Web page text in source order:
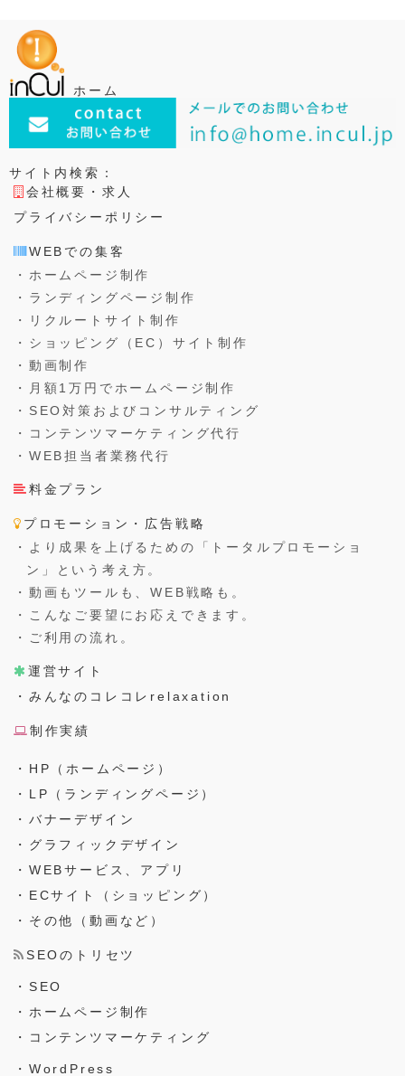
o
o
k
ホーム
サイト内検索：
会社概要・求人
プライバシーポリシー
WEBでの集客
・ホームページ制作
・ランディングページ制作
・リクルートサイト制作
・ショッピング（EC）サイト制作
・動画制作
・月額1万円でホームページ制作
・SEO対策およびコンサルティング
・コンテンツマーケティング代行
・WEB担当者業務代行
料金プラン
プロモーション・広告戦略
・より成果を上げるための「トータルプロモーショ
ン」という考え方。
・動画もツールも、WEB戦略も。
・こんなご要望にお応えできます。
・ご利用の流れ。
運営サイト
・みんなのコレコレrelaxation
制作実績
・HP（ホームページ）
・LP（ランディングページ）
・バナーデザイン
・グラフィックデザイン
・WEBサービス、アプリ
・ECサイト（ショッピング）
・その他（動画など）
SEOのトリセツ
・SEO
・ホームページ制作
・コンテンツマーケティング
・WordPress